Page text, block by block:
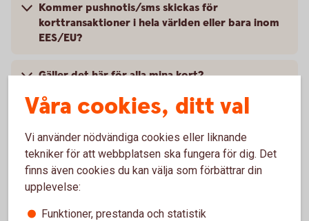
Kommer pushnotis/sms skickas för
korttransaktioner i hela världen eller bara inom
EES/EU?
Gäller det här för alla mina kort?
Kan jag stänga av notisfunktionen?
Har bankens valutaväxlingspåslag ändrats?
Var kan jag se den faktiska valutaväxlingskursen
Våra cookies, ditt val
Vi använder nödvändiga cookies eller liknande
tekniker för att webbplatsen ska fungera för dig. Det
finns även cookies du kan välja som förbättrar din
upplevelse:
Funktioner, prestanda och statistik